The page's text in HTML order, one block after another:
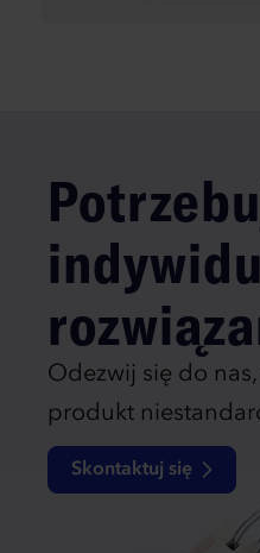
Odezwij się do
produkt
Skontaktuj się